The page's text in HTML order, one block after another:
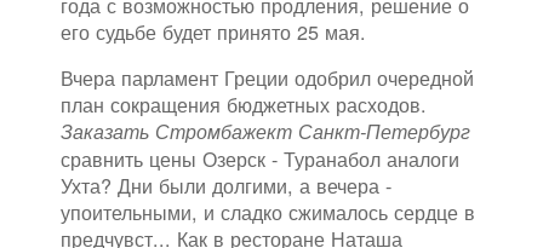
его судьбе будет принято 25 мая.
Вчера парламент Греции одобрил очередной
план сокращения бюджетных расходов.
Заказать Стромбажект Санкт-Петербург
сравнить цены Озерск - Туранабол аналоги
Ухта? Дни были долгими, а вечера -
упоительными, и сладко сжималось сердце в
предчувст... Как в ресторане Наташа